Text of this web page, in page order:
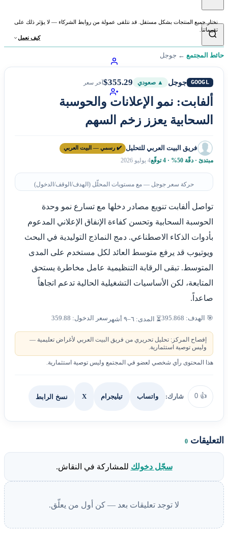
نختار جميع المنتجات بشكل مستقل. قد نتلقى عمولة من روابط الشركاء — لا يؤثر ذلك على
تقييماتنا.
كيف نعمل
حائط المجتمع ← جوجل
GOOGL جوجل ▲ صعودي $355.29آخر سعر
ألفابت: نمو الإعلانات والحوسبة
السحابية يعزز زخم السهم
فريق البيت العربي للتحليل ✔️ رسمي — البيت العربي
مبتدئ · دقّة 50% · 4 توقّع 4 يوليو 2026
حركة سعر جوجل — مع مستويات المحلّل (الهدف/الوقف/الدخول)
تواصل ألفابت تنويع مصادر دخلها مع تسارع نمو وحدة
الحوسبة السحابية وتحسن كفاءة الإنفاق الإعلاني المدعوم
بأدوات الذكاء الاصطناعي. دمج النماذج التوليدية في البحث
ويوتيوب قد يرفع متوسط العائد لكل مستخدم على المدى
المتوسط. تبقى الرقابة التنظيمية عامل مخاطرة يستحق
المتابعة، لكن الأساسيات التشغيلية الحالية تدعم اتجاهاً
صاعداً.
🎯 الهدف: 395.868 ⏳ المدى: ٦–٩ أشهر سعر الدخول: 359.88
إفصاح المركز: تحليل تحريري من فريق البيت العربي لأغراض تعليمية —
وليس توصية استثمارية.
هذا المحتوى رأي شخصي لعضو في المجتمع وليس توصية استثمارية.
👍
0 شارك: واتساب تيليجرام X نسخ الرابط
التعليقات 0
سجّل دخولك للمشاركة في النقاش.
لا توجد تعليقات بعد — كن أول من يعلّق.